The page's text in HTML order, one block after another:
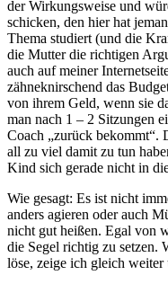
der Wirkungsweise und
schicken, den hier hat
Thema studiert (und die
die Mutter die richtigen
auch auf meiner
zähneknirschend das
von ihrem Geld, wenn sie
man nach 1 – 2 Sitzungen
Coach „zurück bekommt“.
all zu viel damit zu tun
Kind sich gerade nicht in
Wie gesagt: Es ist nicht
anders agieren oder auch
nicht gut heißen. Egal von
die Segel richtig zu setzen.
löse, zeige ich gleich weiter